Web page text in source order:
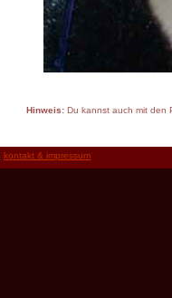
Hinweis:Du kannst auch mit den
kontakt & impressum